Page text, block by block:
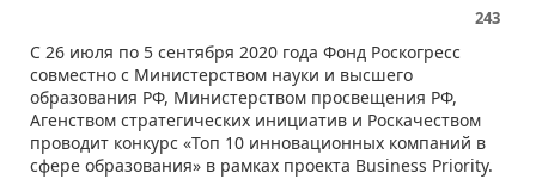
243
​С 26 июля по 5 сентября 2020 года Фонд Роскогресс
совместно с Министерством науки и высшего
образования РФ, Министерством просвещения РФ,
Агенством стратегических инициатив и Роскачеством
проводит конкурс «Топ 10 инновационных компаний в
сфере образования» в рамках проекта Business Priority.